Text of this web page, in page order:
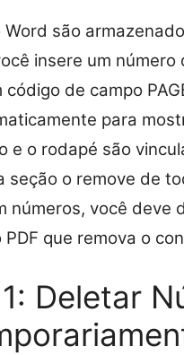
Word são
insere um
código de campo
para
e o rodapé são
seção o remove de
números, você deve
que remova o
Deletar